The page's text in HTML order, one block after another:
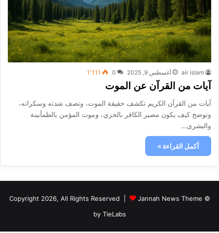
air islam أغسطس 9, 2025 0 1٬111
آيات من القرآن عن الموت
آيات من القرآن الكريم تكشف حقيقة الموت، وتصف شدته وسكراته،
وتوضح كيف يكون مصير الكافر بالخزي، وموت المؤمن بالطمأنينة
والبشرى…
أكمل القراءة »
© Copyright 2026, All Rights Reserved |
Jannah News Theme
by TieLabs